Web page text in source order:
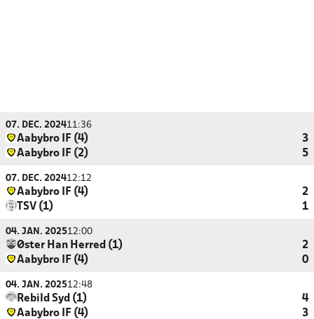
07. DEC. 202411:36
Aabybro IF (4)
3
Aabybro IF (2)
5
07. DEC. 202412:12
Aabybro IF (4)
2
TSV (1)
1
04. JAN. 202512:00
Øster Han Herred (1)
2
Aabybro IF (4)
0
04. JAN. 202512:48
Rebild Syd (1)
4
Aabybro IF (4)
3